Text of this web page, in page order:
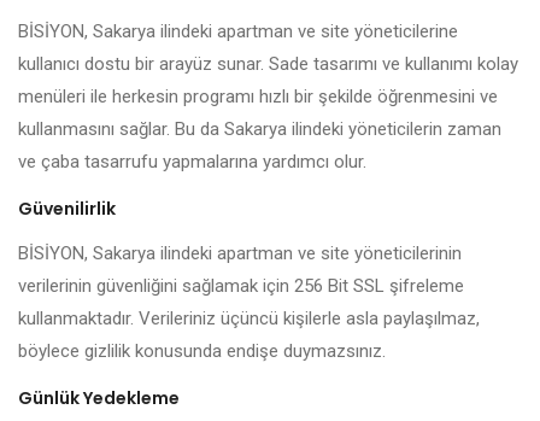
BİSİYON, Sakarya ilindeki apartman ve site yöneticilerine
kullanıcı dostu bir arayüz sunar. Sade tasarımı ve kullanımı kolay
menüleri ile herkesin programı hızlı bir şekilde öğrenmesini ve
kullanmasını sağlar. Bu da Sakarya ilindeki yöneticilerin zaman
ve çaba tasarrufu yapmalarına yardımcı olur.
Güvenilirlik
BİSİYON, Sakarya ilindeki apartman ve site yöneticilerinin
verilerinin güvenliğini sağlamak için 256 Bit SSL şifreleme
kullanmaktadır. Verileriniz üçüncü kişilerle asla paylaşılmaz,
böylece gizlilik konusunda endişe duymazsınız.
Günlük Yedekleme